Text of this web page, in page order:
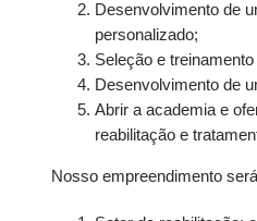
Desenvolvimento de
personalizado;
Seleção e
Desenvolvimento de
Abrir a academia e
reabilitação e
Nosso empreendimento